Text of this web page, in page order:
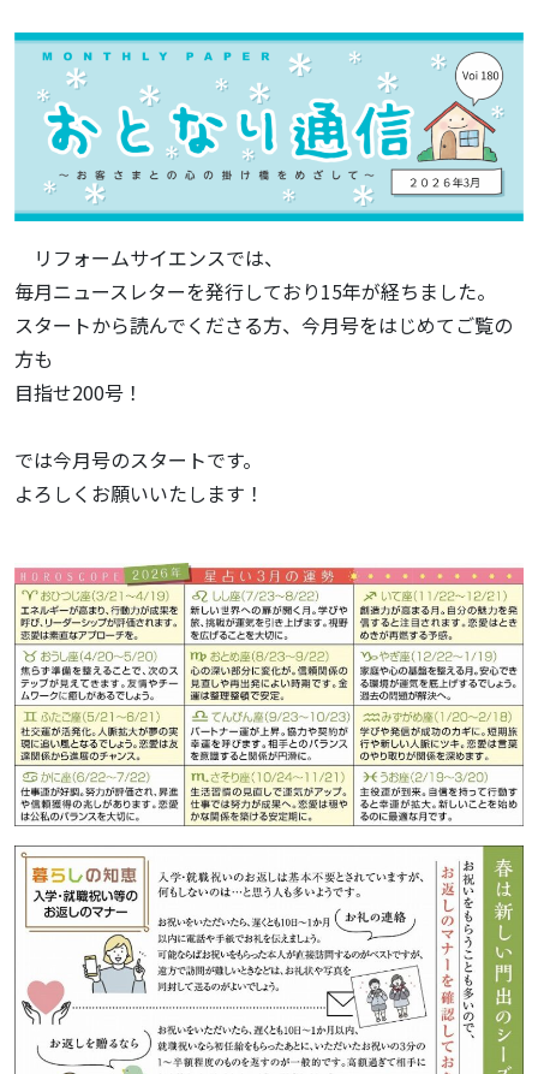
リフォームサイエンスでは、
毎月ニュースレターを発行しており15年が経ちました。
スタートから読んでくださる方、今月号をはじめてご覧の
方も
目指せ200号！
では今月号のスタートです。
よろしくお願いいたします！